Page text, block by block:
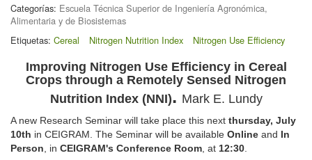
Categorías: Escuela Técnica Superior de Ingeniería Agronómica,
Alimentaria y de Biosistemas
Etiquetas: Cereal Nitrogen Nutrition Index Nitrogen Use Efficiency
Improving Nitrogen Use Efficiency in Cereal
Crops through a Remotely Sensed Nitrogen
Nutrition Index (NNI). Mark E. Lundy
A new Research Seminar will take place this next thursday, July
10th in CEIGRAM. The Seminar will be available Online and In
Person , in CEIGRAM's Conference Room , at 12:30